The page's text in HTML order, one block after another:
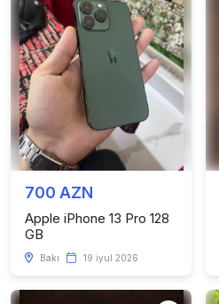
700 AZN
Apple iPhone 13 Pro 128
GB
Bakı 19 iyul 2026